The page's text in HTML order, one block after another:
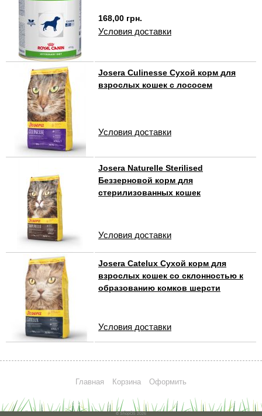
168,00 грн.
Условия доставки
Josera Culinesse Сухой корм для
взрослых кошек с лососем
Условия доставки
Josera Naturelle Sterilised
Беззерновой корм для
стерилизованных кошек
Условия доставки
Josera Catelux Сухой корм для
взрослых кошек со склонностью к
образованию комков шерсти
Условия доставки
Главная Корзина Оформить
© ShopOS 2026